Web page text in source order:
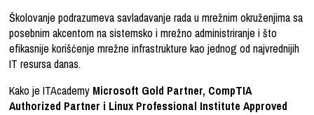
Školovanje podrazumeva savladavanje rada u mrežnim okruženjima sa
posebnim akcentom na sistemsko i mrežno administriranje i što
efikasnije korišćenje mrežne infrastrukture kao jednog od najvrednijih
IT resursa danas.
Kako je ITAcademy Microsoft Gold Partner, CompTIA
Authorized Partner i Linux Professional Institute Approved